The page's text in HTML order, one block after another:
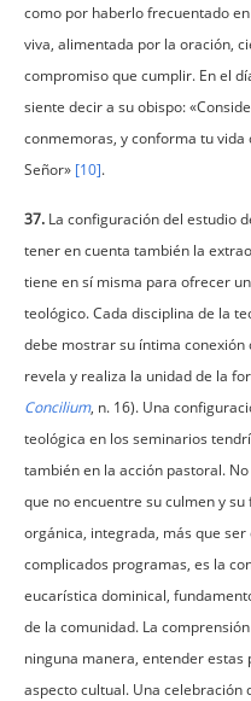
como por haberlo frecuentado
viva, alimentada por la oración,
compromiso que cumplir. En el
siente decir a su obispo:
conmemoras, y conforma tu
Señor» [10].
37. La configuración del estudio
tener en cuenta también la
tiene en sí misma para ofrecer
teológico. Cada disciplina de la
debe mostrar su íntima conexión
revela y realiza la unidad de la
Concilium, n. 16). Una
teológica en los seminarios
también en la acción pastoral.
que no encuentre su culmen y
orgánica, integrada, más que
complicados programas, es la
eucarística dominical,
de la comunidad. La
ninguna manera, entender
aspecto cultual. Una celebración